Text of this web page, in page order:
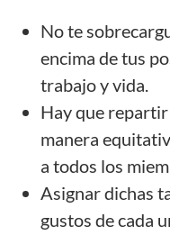
No te
encima de tus
trabajo y vida.
Hay que repartir
manera
a todos los
Asignar dichas
gustos de cada